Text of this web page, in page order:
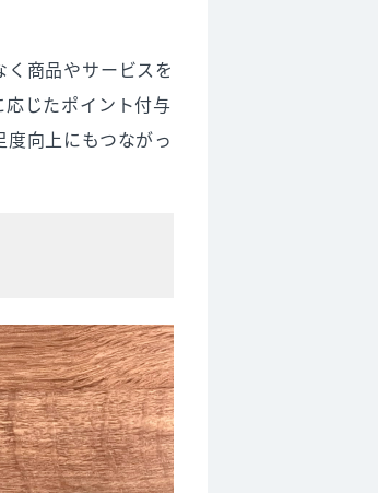
商品やサービスを
じたポイント付与
向上にもつながっ